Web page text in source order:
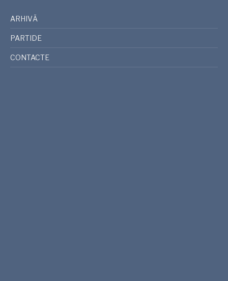
ARHIVĂ
PARTIDE
CONTACTE